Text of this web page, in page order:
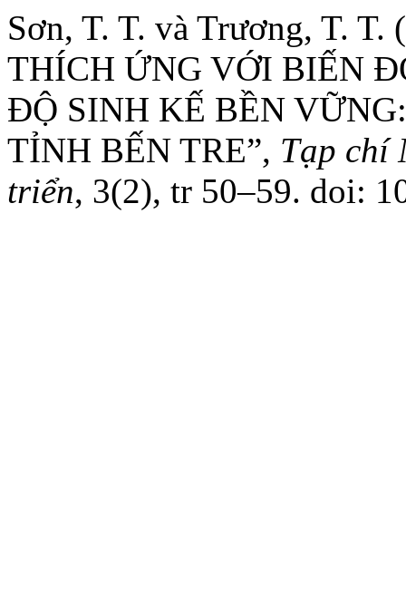
Sơn, T. T. và Trương, T.
THÍCH ỨNG VỚI BIẾN
ĐỘ SINH KẾ BỀN
TỈNH BẾN TRE”, Tạp chí
triển, 3(2), tr 50–59. doi: